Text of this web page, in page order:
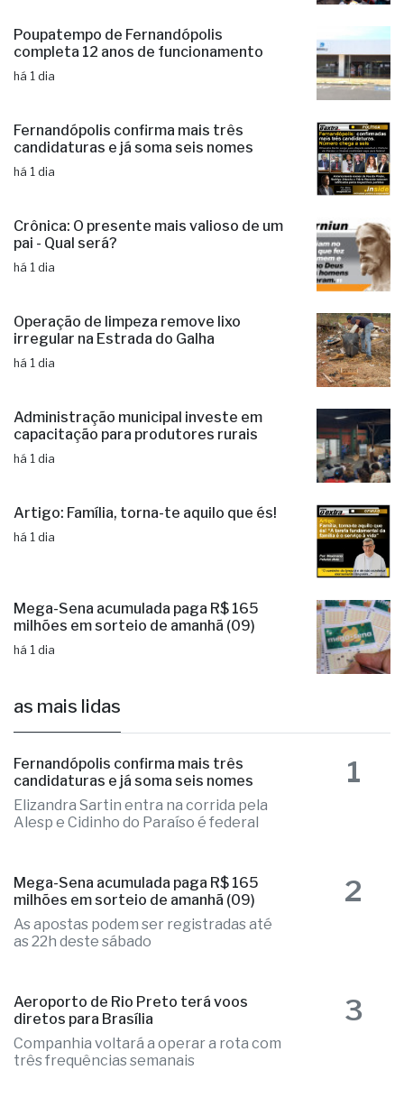
Poupatempo de Fernandópolis
completa 12 anos de funcionamento
Fernandópolis confirma mais três
candidaturas e já soma seis nomes
Crônica: O presente mais valioso de um
pai - Qual será?
Operação de limpeza remove lixo
irregular na Estrada do Galha
Administração municipal investe em
capacitação para produtores rurais
Artigo: Família, torna-te aquilo que és!
Mega-Sena acumulada paga R$ 165
milhões em sorteio de amanhã (09)
as mais lidas
Fernandópolis confirma mais três
candidaturas e já soma seis nomes
Elizandra Sartin entra na corrida pela
Mega-Sena acumulada paga R$ 165
milhões em sorteio de amanhã (09)
Aeroporto de Rio Preto terá voos
diretos para Brasília
Companhia voltará a operar a rota com